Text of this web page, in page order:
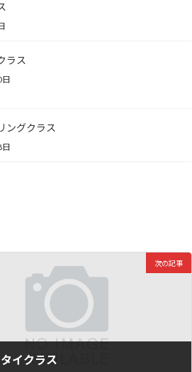
ラス
ングクラス
次の記事
イクラス